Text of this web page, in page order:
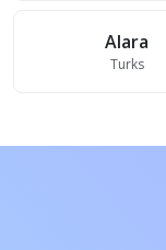
Alara
Turks